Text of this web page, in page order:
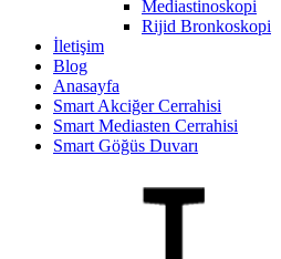
Mediastinoskopi
Rijid Bronkoskopi
İletişim
Blog
Anasayfa
Smart Akciğer Cerrahisi
Smart Mediasten Cerrahisi
Smart Göğüs Duvarı